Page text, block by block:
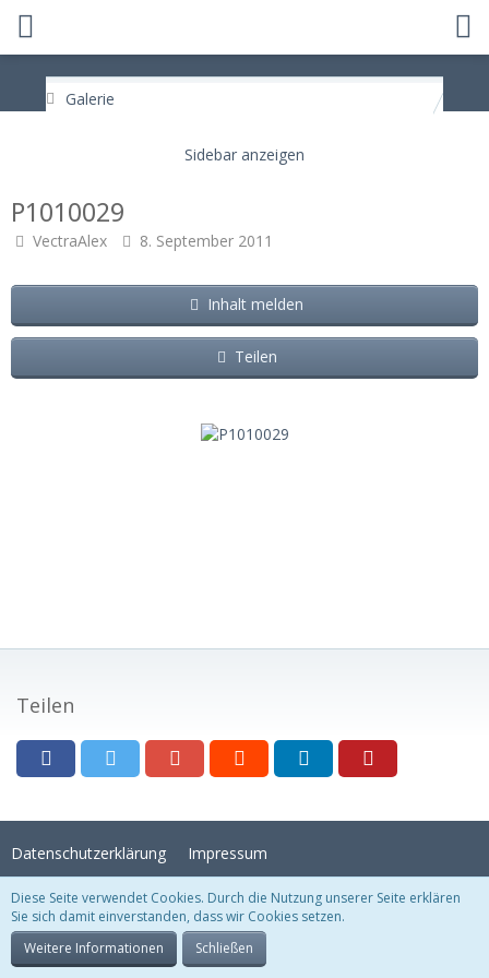
Galerie
P1010029
VectraAlex 8. September 2011
Inhalt melden
Teilen
Teilen
Datenschutzerklärung Impressum
Stil:Crystal Temptation , erstellt vonKittMedia
Community-Software:
Diese Seite verwendet Cookies. Durch die Nutzung unserer Seite erklären
Sie sich damit einverstanden, dass wir Cookies setzen.
Weitere Informationen
Schließen